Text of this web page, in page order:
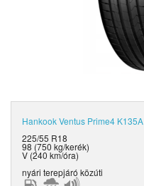
HankookVentus Prime4 K135A
225/55 R18
98 (750 kg/kerék)
V (240 km/óra)
nyári terepjáró közúti